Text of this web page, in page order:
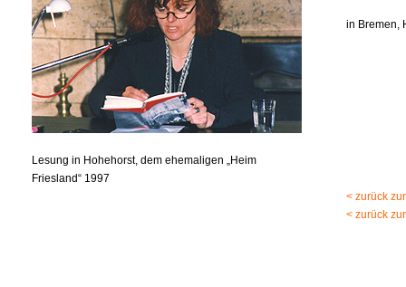
Lesung in Hohehorst, dem ehemaligen „Heim
Friesland“ 1997
in Bremen,
< zurück
< zurück